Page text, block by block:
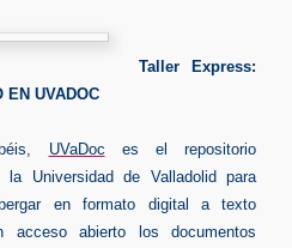
Taller Express:
EN UVADOC
UVaDoc es el repositorio
la Universidad de Valladolid para
en formato digital a texto
acceso abierto los documentos